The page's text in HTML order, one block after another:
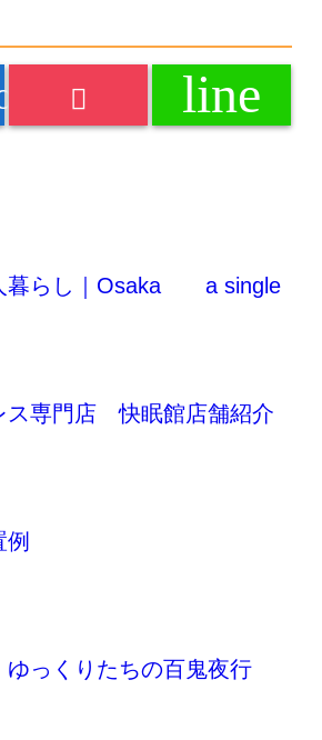
line
暮らし｜Osaka a single
専門店 快眠館店舗紹介
例
ゆっくりたちの百鬼夜行